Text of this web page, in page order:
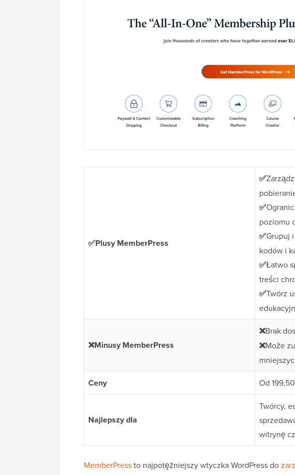
✅Plusy MemberPress
✅
✅
poziomu
✅Grupuj
kodów i
✅Łatwo
treści
✅Twórz
❌Minusy MemberPress
❌Brak
❌Może
Ceny Od
Najlepszy dla
Twórcy,
witrynę
MemberPressto najpotężniejszy wtyczka WordPress do